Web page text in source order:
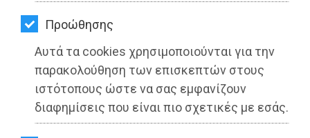
Προώθησης
Αυτά τα cookies χρησιμοποιούνται για την
παρακολούθηση των επισκεπτών στους
ιστότοπους ώστε να σας εμφανίζουν
διαφημίσεις που είναι πιο σχετικές με εσάς.
ΚΑΤΟΙΚΙΔΙΟ
ΑΓΓΕΛΙΕΣ
ΕΦΗΜΕΡΙΔΕΣ
OΔΗΓΟΣ
ΑΓΟΡΑΣ
Πάρε και εσύ μέρος στον διαγωνισμό
της Ε.Σ.Ε.: «Τοπολατρεία. Μια ιστορία
αγάπης για τον τόπο μου»
Διαβάστηκε 4031 φορές